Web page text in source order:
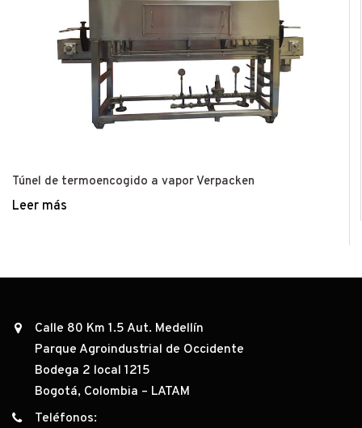
Túnel de termoencogido a vapor Verpacken
Leer más
Calle 80 Km 1.5 Aut. Medellín
Parque Agroindustrial de Occidente
Bodega 2 local 1215
Bogotá, Colombia – LATAM
Teléfonos: